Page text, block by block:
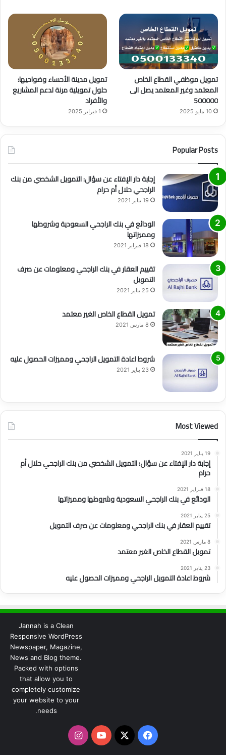
تمويل موظفي القطاع الخاص
المعتمد وغير المعتمد يصل الى
500000
10 مايو 2025
تمويل مدينة الأحساء وضواحيها:
حلول تمويلية مرنة لدعم المشاريع
والأفراد
1 فبراير 2025
Popular Posts
إجابة دار الإفتاء عن سؤال: التمويل الشخصي من بنك
الراجحي حلال أم حرام
19 يناير 2021
الودائع في بنك الراجحي السعودية وشروطها
ومميزاتها
18 فبراير 2021
تقييم العقار في بنك الراجحي ومعلومات عن صرف
التمويل
25 يناير 2021
تمويل القطاع الخاص الغير معتمد
8 مارس 2021
شروط اعادة التمويل الراجحي ومميزات الحصول عليه
23 يناير 2021
Most Viewed
19 يناير 2021
إجابة دار الإفتاء عن سؤال: التمويل الشخصي من بنك الراجحي حلال أم
حرام
18 فبراير 2021
الودائع في بنك الراجحي السعودية وشروطها ومميزاتها
25 يناير 2021
تقييم العقار في بنك الراجحي ومعلومات عن صرف التمويل
8 مارس 2021
تمويل القطاع الخاص الغير معتمد
23 يناير 2021
شروط اعادة التمويل الراجحي ومميزات الحصول عليه
Jannah is a Clean
Responsive WordPress
Newspaper, Magazine,
News and Blog theme.
Packed with options
that allow you to
completely customize
your website to your
needs.
فيسبوك
‫X
‫YouTubeانستقرام